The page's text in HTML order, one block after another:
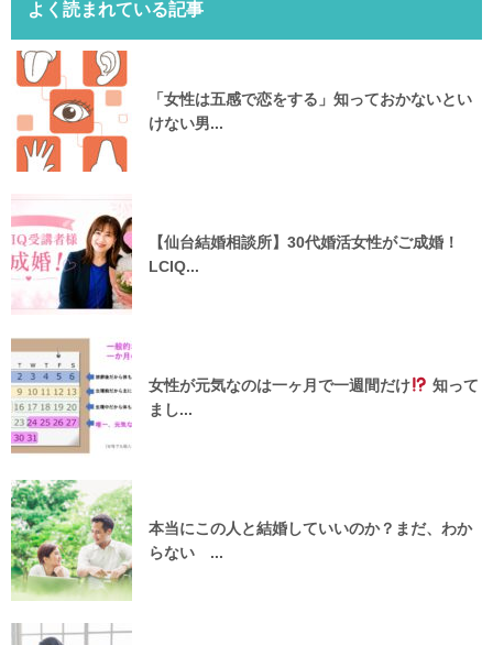
よく読まれている記事
「女性は五感で恋をする」知っておかないとい
けない男...
【仙台結婚相談所】30代婚活女性がご成婚！
LCIQ...
女性が元気なのは一ヶ月で一週間だけ
知って
まし...
本当にこの人と結婚していいのか？まだ、わか
らない ...